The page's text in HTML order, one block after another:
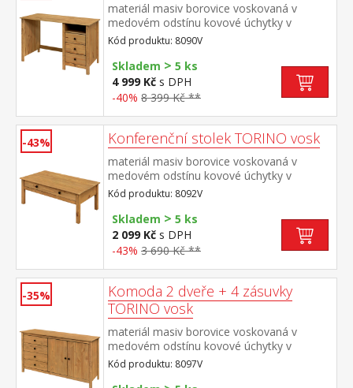
materiál masiv borovice voskovaná v
medovém odstínu kovové úchytky v
barevném provedení černěná mosaz 3
zásuvky s kovovými pojezdy, 1 police
Kód produktu: 8090V
Skladem > 5 ks
4 999 Kč s DPH
-40% 8 399 Kč **
-43% Konferenční stolek TORINO vosk
materiál masiv borovice voskovaná v
medovém odstínu kovové úchytky v
barevném provedení černěná mosaz široká
zásuvka s kovovými pojezdy
Kód produktu: 8092V
Skladem > 5 ks
2 099 Kč s DPH
-43% 3 690 Kč **
-35%
Komoda 2 dveře + 4 zásuvky
TORINO vosk
materiál masiv borovice voskovaná v
medovém odstínu kovové úchytky v
barevném provedení černěná mosaz 4
zásuvky s kovovými pojezdy, 2 plné dveře,
Kód produktu: 8097V